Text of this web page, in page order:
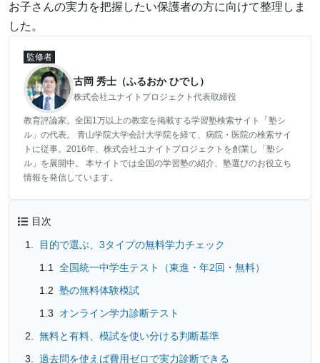
お子さんの実力を把握したい保護者の方に向けて整理しま
した。
監修者
古岡 秀士（ふるおか ひでし）
株式会社ユナイトプロジェクト代表取締役
教育評論家。全国1万以上の教室を掲載する学習塾検索サイト「塾シ
ル」の代表。 青山学院大学会計大学院を経て、病院・医院の検索サイ
トに従事。2016年、株式会社ユナイトプロジェクトを創業し「塾シ
ル」を展開中。 本サイトでは全国の学習塾の紹介、塾選びのお役立ち
情報を発信しています。
目次
目的で選ぶ、3タイプの無料学力チェック
全国統一中学生テスト（東進・年2回・無料）
塾の無料体験模試
オンライン学力診断テスト
無料と有料、模試を使い分ける判断基準
過去問を使えば費用ゼロで実力診断できる